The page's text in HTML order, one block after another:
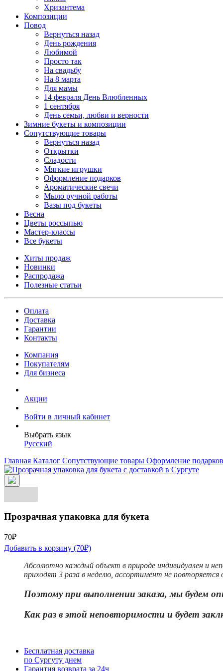
Хризантема
Композиции
Повод
Вернуться назад
День рождения
Любимой
Просто так
На свадьбу
На 8 марта
Для мамы
14 февраля День Влюбленных
1 сентября
День семьи, любви и верности
Зимние букеты и композиции
Сопутствующие товары
Вернуться назад
Открытки
Сладости
Мягкие игрушки
Оформление подарков
Ароматические свечи
Мыло ручной работы
Вазы под букеты
Весна
Цветы россыпью
Мастер-классы
Все букеты
Хиты продаж
Новинки
Распродажа
Полезные статьи
Оплата
Доставка
Гарантии
Контакты
Компания
Покупателям
Для бизнеса
Акции
Войти в личный кабинет
Выбрать язык
Русский
Главная Каталог Сопутствующие товары Оформление подарков
Прозрачная упаковка для букета
70₽
Добавить в корзину (70₽)
Абсолютно каждый объект в природе индивидуален и
приходят 3 раза в неделю, ассортимент не повторяется
Поэтому при выполнении заказа, мы будем
Как раз в этой неповторимости и будет
Бесплатная доставка
по Сургуту днем
Гарантия возврата за 24ч